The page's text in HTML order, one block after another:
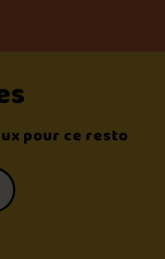
pour ce resto
de poutine